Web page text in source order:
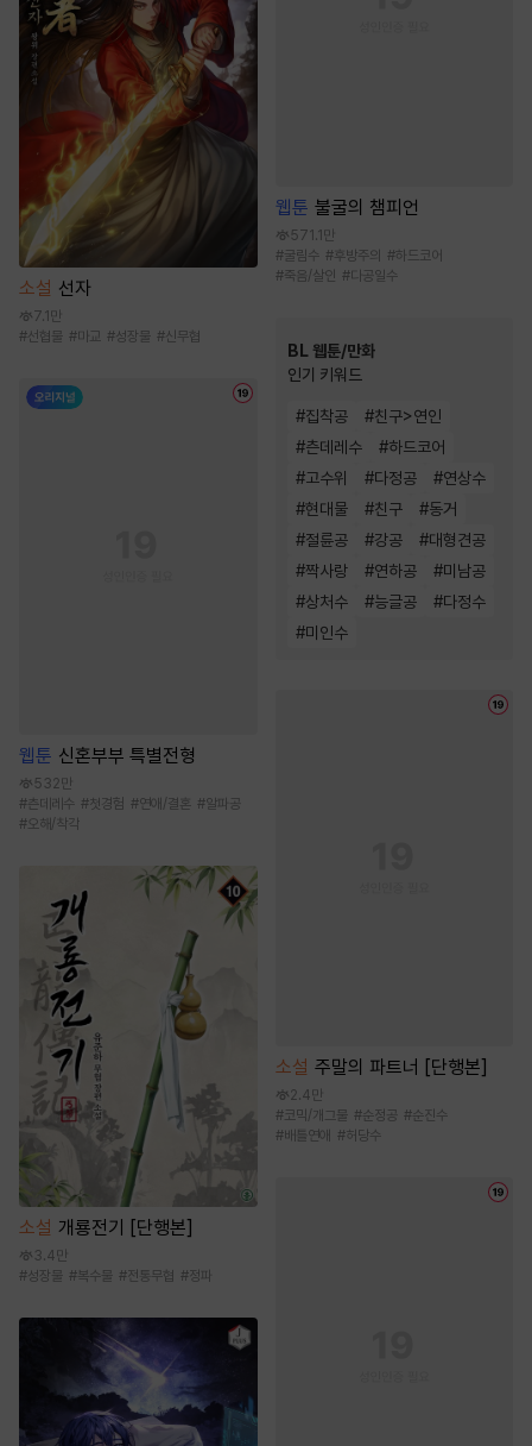
소설 선자
7.1만
#선협물 #마교 #성장물 #신무협
웹툰 신혼부부 특별전형
532만
#츤데레수 #첫경험 #연애/결혼 #알파공
#오해/착각
소설 개룡전기 [단행본]
3.4만
#성장물 #복수물 #전통무협 #정파
웹툰 불굴의 챔피언
571.1만
#굴림수 #후방주의 #하드코어
#죽음/살인 #다공일수
BL 웹툰/만화
인기 키워드
#집착공 #친구>연인
#츤데레수 #하드코어
#고수위 #다정공 #연상수
#현대물 #친구 #동거
#절륜공 #강공 #대형견공
#짝사랑 #연하공 #미남공
#상처수 #능글공 #다정수
#미인수
소설 주말의 파트너 [단행본]
2.4만
#코믹/개그물 #순정공 #순진수
#배틀연애 #허당수